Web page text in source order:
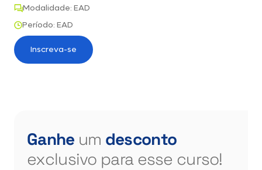
Modalidade: EAD
Período: EAD
Inscreva-se
Ganhe um desconto
exclusivo para esse curso!